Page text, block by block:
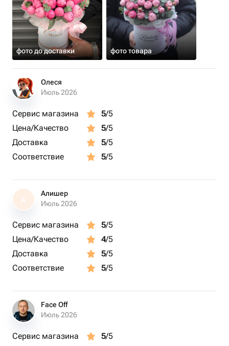
фото до доставки фото товара
Олеся
Июль 2026
Сервис магазина 5/5
Цена/Качество
5/5
Доставка
5/5
Соответствие
5/5
А
Алишер
Июль 2026
Сервис магазина 5/5
Цена/Качество
4/5
Доставка
5/5
Соответствие
5/5
Face Off
Июль 2026
Сервис магазина 5/5